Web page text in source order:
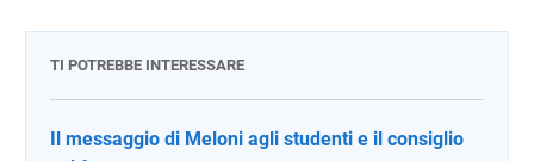
TI POTREBBE INTERESSARE
Il messaggio di Meloni agli studenti e il consiglio